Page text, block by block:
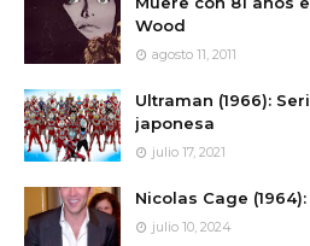
Wood
agosto 11, 2011
Ultraman (1966):
japonesa
julio 17, 2021
Nicolas Cage
julio 10, 2024